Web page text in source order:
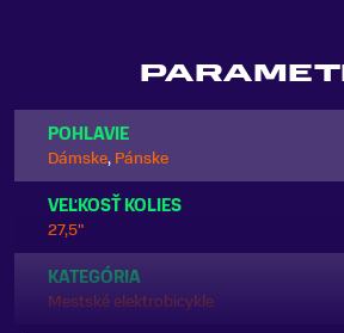
POHLAVIE
Dámske, Pánske
VEĽKOSŤ KOLIES
27,5"
KATEGÓRIA
Mestské elektrobicykle